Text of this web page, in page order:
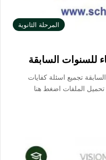
المرحلة الثانوية
للسنوات السابقة
تجميع اسئلة كفايات
تحميل الملفات اضغط هنا